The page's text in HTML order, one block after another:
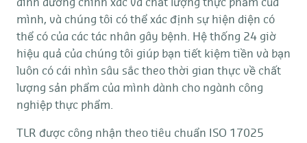
dinh dưỡng chính xác và chất lượng thực phẩm của
mình, và chúng tôi có thể xác định sự hiện diện có
thể có của các tác nhân gây bệnh. Hệ thống 24 giờ
hiệu quả của chúng tôi giúp bạn tiết kiệm tiền và bạn
luôn có cái nhìn sâu sắc theo thời gian thực về chất
lượng sản phẩm của mình dành cho ngành công
nghiệp thực phẩm.
TLR được công nhận theo tiêu chuẩn ISO 17025